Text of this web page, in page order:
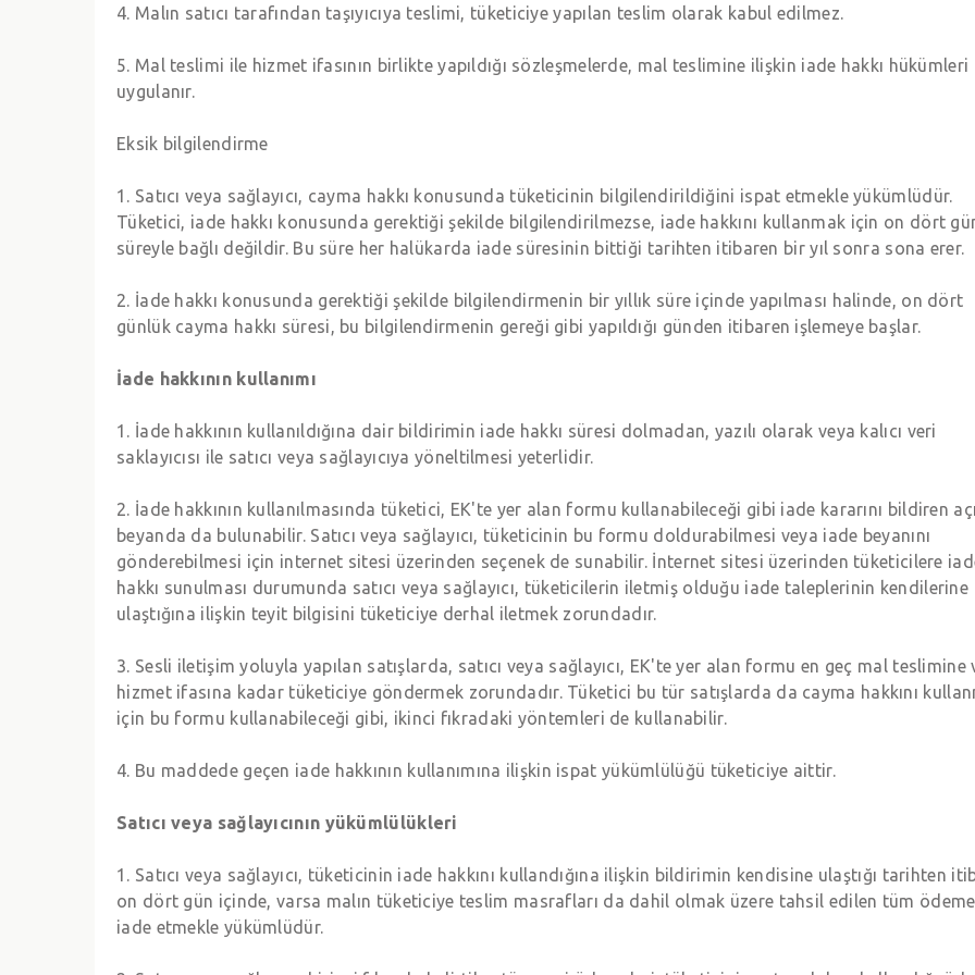
4. Malın satıcı tarafından taşıyıcıya teslimi, tüketiciye yapılan teslim olarak kabul edilmez.
5. Mal teslimi ile hizmet ifasının birlikte yapıldığı sözleşmelerde, mal teslimine ilişkin iade hakkı hükümleri
uygulanır.
Eksik bilgilendirme
1. Satıcı veya sağlayıcı, cayma hakkı konusunda tüketicinin bilgilendirildiğini ispat etmekle yükümlüdür.
Tüketici, iade hakkı konusunda gerektiği şekilde bilgilendirilmezse, iade hakkını kullanmak için on dört
süreyle bağlı değildir. Bu süre her halükarda iade süresinin bittiği tarihten itibaren bir yıl sonra sona erer.
2. İade hakkı konusunda gerektiği şekilde bilgilendirmenin bir yıllık süre içinde yapılması halinde, on dört
günlük cayma hakkı süresi, bu bilgilendirmenin gereği gibi yapıldığı günden itibaren işlemeye başlar.
İade hakkının kullanımı
1. İade hakkının kullanıldığına dair bildirimin iade hakkı süresi dolmadan, yazılı olarak veya kalıcı veri
saklayıcısı ile satıcı veya sağlayıcıya yöneltilmesi yeterlidir.
2. İade hakkının kullanılmasında tüketici, EK'te yer alan formu kullanabileceği gibi iade kararını bildiren
beyanda da bulunabilir. Satıcı veya sağlayıcı, tüketicinin bu formu doldurabilmesi veya iade beyanını
gönderebilmesi için internet sitesi üzerinden seçenek de sunabilir. İnternet sitesi üzerinden tüketicilere
hakkı sunulması durumunda satıcı veya sağlayıcı, tüketicilerin iletmiş olduğu iade taleplerinin kendilerine
ulaştığına ilişkin teyit bilgisini tüketiciye derhal iletmek zorundadır.
3. Sesli iletişim yoluyla yapılan satışlarda, satıcı veya sağlayıcı, EK'te yer alan formu en geç mal teslimine
hizmet ifasına kadar tüketiciye göndermek zorundadır. Tüketici bu tür satışlarda da cayma hakkını
için bu formu kullanabileceği gibi, ikinci fıkradaki yöntemleri de kullanabilir.
4. Bu maddede geçen iade hakkının kullanımına ilişkin ispat yükümlülüğü tüketiciye aittir.
Satıcı veya sağlayıcının yükümlülükleri
1. Satıcı veya sağlayıcı, tüketicinin iade hakkını kullandığına ilişkin bildirimin kendisine ulaştığı tarihten
on dört gün içinde, varsa malın tüketiciye teslim masrafları da dahil olmak üzere tahsil edilen tüm
iade etmekle yükümlüdür.